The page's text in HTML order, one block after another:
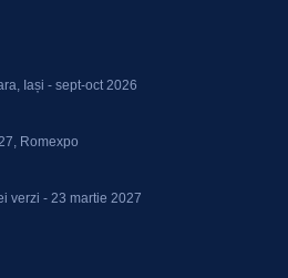
Iași - sept-oct 2026
Romexpo
verzi - 23 martie 2027